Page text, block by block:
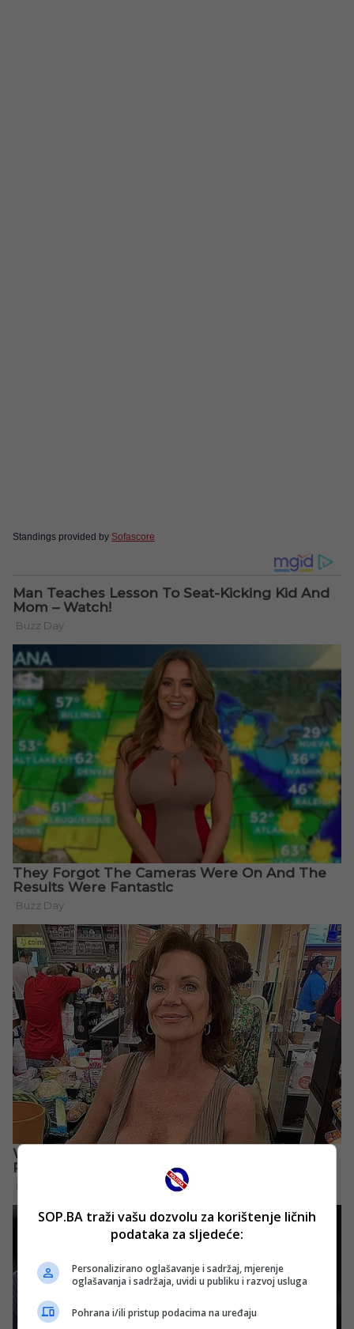
Standings provided by Sofascore
SOP.BA traži vašu dozvolu za korištenje ličnih
podataka za sljedeće:
Personalizirano oglašavanje i sadržaj, mjerenje
oglašavanja i sadržaja, uvidi u publiku i razvoj usluga
Pohrana i/ili pristup podacima na uređaju